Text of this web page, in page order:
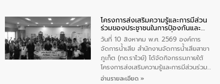
ความรู้แก่อาสาสมัครท้องถิ่นรักษ์โลก อาสา
สมัครสาธารณสุขประจำหมู่บ้าน และ
ประชาชนผู้ที่สนใจเข้าร่วม จำนวน 80 คน
เพื่อส่งเสริมความรู้ด้านการจัดการน้ำเสีย
การบำบัดน้ำเสียเบื้องต้นในครัวเรือน และ
สร้างจิตสำนึกในการอนุรักษ์สิ่งแวดล้อม ใน
การนี้ นายเทมส์ ไกรทัศน์ นายกเทศมนตรี
โครงการส่งเสริมความรู้และการมีส่วน
ร่วมของประชาชนในการป้องกันและ
แก้ไขปัญหาน้ำเสียอย่างยั่งยืน
วันที่ 10 สิงหาคม พ.ศ. 2569 องค์การ
จัดการน้ำเสีย สำนักงานจัดการน้ำเสียสาขา
ภูเก็ต (ทต.ราไวย์) ได้จัดกิจกรรมภายใต้
โครงการส่งเสริมความรู้และการมีส่วนร่วม
ของประชาชนในการป้องกันและแก้ไขปัญหา
อ่านรายละเอียด »